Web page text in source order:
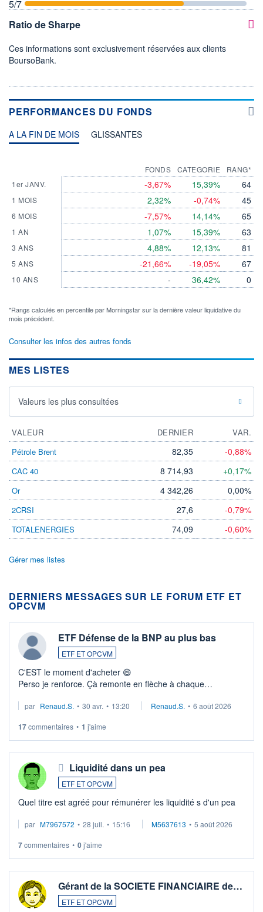
5/7
Ratio de Sharpe
Ces informations sont exclusivement réservées aux clients
BoursoBank.
PERFORMANCES DU FONDS
A LA FIN DE MOIS GLISSANTES
1er JANV.
1 MOIS
6 MOIS
1 AN
3 ANS
5 ANS
10 ANS
FONDS
-3,67%
2,32%
-7,57%
1,07%
4,88%
-21,66%
-
CATEGORIE
15,39%
-0,74%
14,14%
15,39%
12,13%
-19,05%
36,42%
RANG*
64
45
65
63
81
67
0
*Rangs calculés en percentile par Morningstar sur la dernière valeur liquidative du
mois précédent.
Consulter les infos des autres fonds
MES LISTES
Valeurs les plus consultées
VALEUR DERNIER
VAR.
Pétrole Brent
82,35 -0,88%
CAC 40 8 714,93 +0,17%
Or 4 342,26 0,00%
2CRSI 27,6 -0,79%
TOTALENERGIES 74,09 -0,60%
Gérer mes listes
DERNIERS MESSAGES SUR LE FORUM ETF ET
OPCVM
ETF Défense de la BNP au plus bas
ETF ET OPCVM
C'EST le moment d'acheter 😄​
Perso je renforce. Çà remonte en flèche à chaque
Investissement long terme tip top pour sa retraite.
par Renaud.S. • 30 avr. • 13:20 Renaud.S. • 6 août 2026
17commentaires • 1 j'aime
Liquidité dans un pea
ETF ET OPCVM
Quel titre est agréé pour rémunérer les liquidité s d'un pea
par M7967572 • 28 juil. • 15:16 M5637613 • 5 août 2026
7commentaires • 0j'aime
Gérant de la SOCIETE FINANCIAIRE de…
ETF ET OPCVM